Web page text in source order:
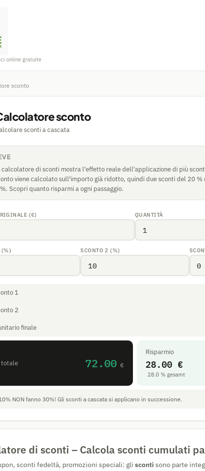
online gratuite
sconto
sconto
sconti a cascata
calcolatore di sconti mostra l'effetto reale dell'applicazione di più
viene calcolato sull'importo già ridotto, quindi due sconti del 20 %
Scopri quanto risparmi a ogni passaggio.
(€) QUANTITÀ
(%) SCONTO 2 (%)
1
2
finale
totale 72.00 €
Risparmio
28.00 €
28.0 % gesamt
NON fanno 30%! Gli sconti a cascata si applicano in successione.
di sconti – Calcola sconti cumulati
sconti fedeltà, promozioni speciali: gli sconti sono parte